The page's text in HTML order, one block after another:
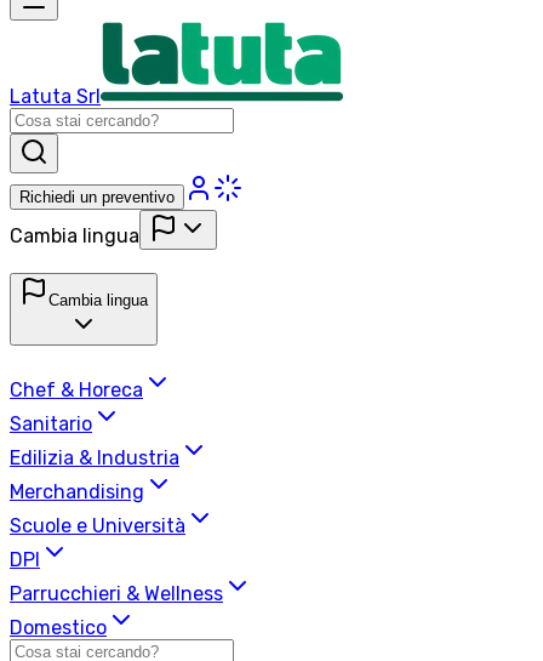
Latuta Srl
Richiedi un preventivo
Cambia lingua
Cambia lingua
Chef & Horeca
Sanitario
Edilizia & Industria
Merchandising
Scuole e Università
DPI
Parrucchieri & Wellness
Domestico